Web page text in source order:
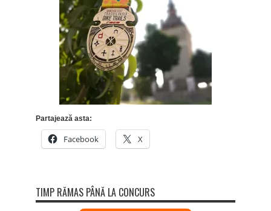
Partajează asta:
Facebook X
TIMP RĂMAS PÂNĂ LA CONCURS